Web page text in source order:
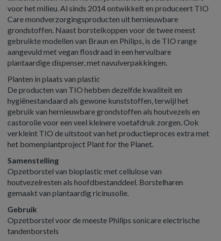
voor het milieu. Al sinds 2014 ontwikkelt en produceert TIO
Care mondverzorgingsproducten uit hernieuwbare
grondstoffen. Naast borstelkoppen voor de twee meest
gebruikte modellen van Braun en Philips, is de TIO range
aangevuld met vegan flosdraad in een hervulbare
plantaardige dispenser, met navulverpakkingen.
Planten in plaats van plastic
De producten van TIO hebben dezelfde kwaliteit en
hygiënestandaard als gewone kunststoffen, terwijl het
gebruik van hernieuwbare grondstoffen als houtvezels en
castorolie voor een veel kleinere voetafdruk zorgen. Ook
verkleint TIO de uitstoot van het productieproces extra met
het bomenplantproject Plant for the Planet.
Samenstelling
Opzetborstel van bioplastic met cellulose van
houtvezelresten als hoofdbestanddeel. Borstelharen
gemaakt van plantaardig ricinusolie.
Gebruik
Opzetborstel voor de meeste Philips sonicare electrische
tandenborstels